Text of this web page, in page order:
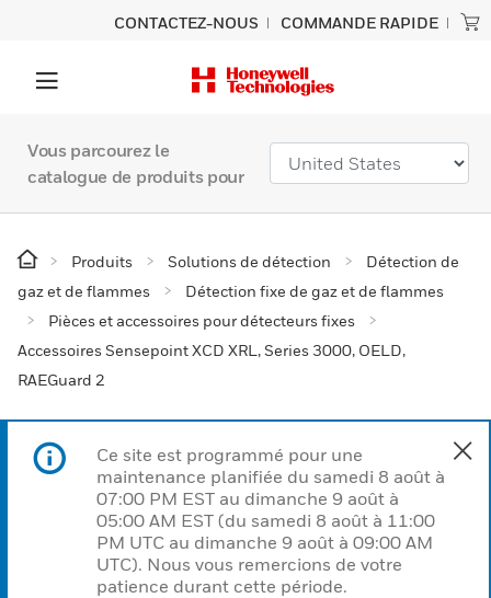
CONTACTEZ-NOUS COMMANDE RAPIDE
Vous parcourez le
catalogue de produits pour
Produits Solutions de détection
Détection de
gaz et de flammes
Détection fixe de gaz et de flammes
Pièces et accessoires pour détecteurs fixes
Accessoires Sensepoint XCD XRL, Series 3000, OELD,
RAEGuard 2
Ce site est programmé pour une
maintenance planifiée du samedi 8 août à
07:00 PM EST au dimanche 9 août à
05:00 AM EST (du samedi 8 août à 11:00
PM UTC au dimanche 9 août à 09:00 AM
UTC). Nous vous remercions de votre
patience durant cette période.